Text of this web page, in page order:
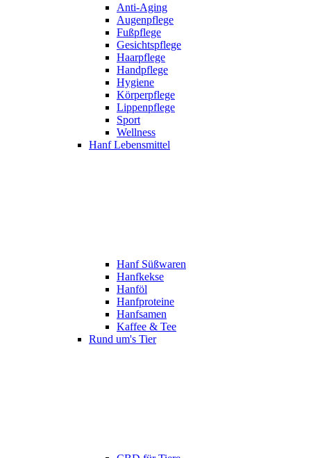
Anti-Aging
Augenpflege
Fußpflege
Gesichtspflege
Haarpflege
Handpflege
Hygiene
Körperpflege
Lippenpflege
Sport
Wellness
Hanf Lebensmittel
Hanf Süßwaren
Hanfkekse
Hanföl
Hanfproteine
Hanfsamen
Kaffee & Tee
Rund um's Tier